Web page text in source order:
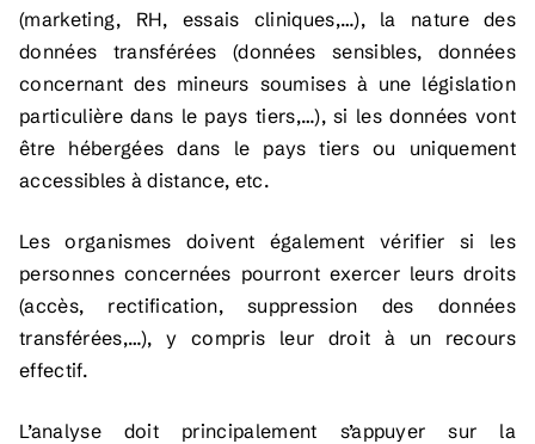
(marketing, RH, essais cliniques,…), la nature des
données transférées (données sensibles, données
concernant des mineurs soumises à une législation
particulière dans le pays tiers,…), si les données vont
être hébergées dans le pays tiers ou uniquement
accessibles à distance, etc.
Les organismes doivent également vérifier si les
personnes concernées pourront exercer leurs droits
(accès, rectification, suppression des données
transférées,…), y compris leur droit à un recours
effectif.
L’analyse doit principalement s’appuyer sur la